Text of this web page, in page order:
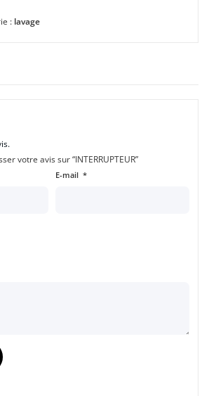
: lavage
votre avis sur “INTERRUPTEUR”
E-mail *